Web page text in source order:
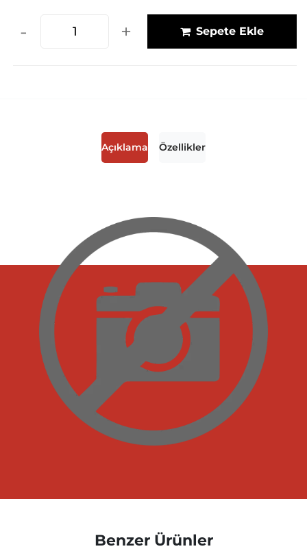
- + Sepete Ekle
Açıklama Özellikler
Benzer Ürünler